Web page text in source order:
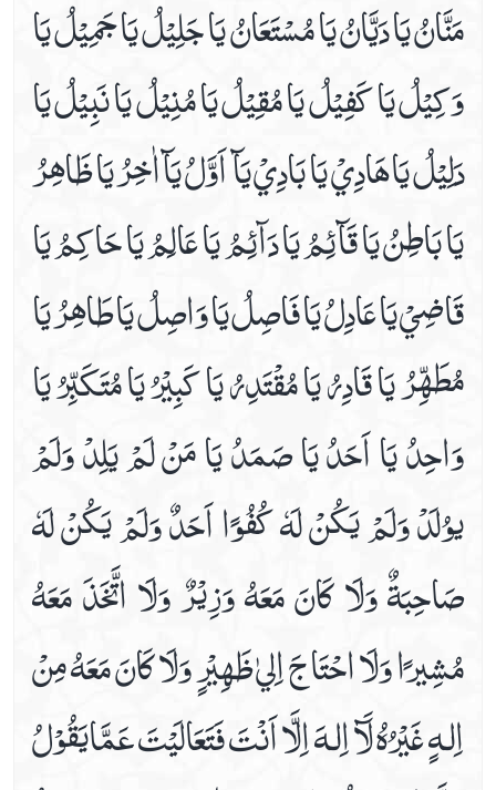
مَنَّانُ يَا دَيَّانُ يَا مُسْتَعَانُ يَا جَلِيْلُ يَا جَمِيْلُ يَا
وَكِيْلُ يَا كَفِيْلُ يَا مُقِيْلُ يَا مُنِيْلُ يَا نَبِيْلُ يَا
دَلِيْلُ يَا هَادِيْ يَا بَادِيْ يَآ اَوَّلُ يَآاٰخِرُ يَا ظَاهِرُ
يَا بَاطِنُ يَا قَآئِمُ يَا دَآئِمُ يَا عَالِمُ يَا حَاكِمُ يَا
قَاضِيْ يَا عَادِلُ يَا فَاصِلُ يَا وَاصِلُ يَا طَاهِرُ يَا
مُطَهِّرُ يَا قَادِرُ يَا مُقْتَدِرُ يَا كَبِيْرُ يَا مُتَكَبِّرُ يَا
وَاحِدُ يَا اَحَدُ يَا صَمَدُ يَا مَنْ لَمْ يَلِدْ وَلَمْ
يوُلَدْ وَلَمْ يَكُنْ لَهٗ كُفُوًا اَحَدٌ وَلَمْ يَكُنْ لَهٗ
صَاحِبَةٌ وَلَا كَانَ مَعَهُ وَزِيْرٌ وَلَا اتَّخَذَ مَعَهُ
مُشِيرًا وَلَا احْتَاجَ اِليٰ ظَهِيْرٍ وَلَا كَانَ مَعَهُ مِنْ
اِلـٰهٍ غَيْرُهُ لَآ اِلـٰهَ اِلَّا اَنْتَ فَتَعَالَيْتَ عَمَّايَقُوْلُ